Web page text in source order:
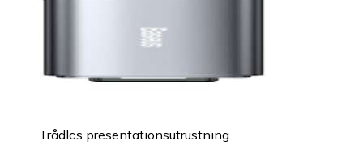
Trådlös presentationsutrustning